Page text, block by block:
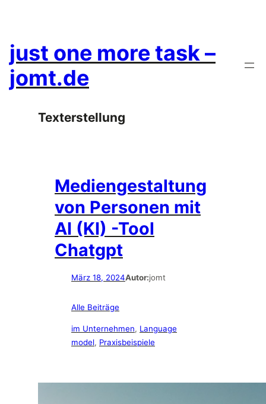
just one more task –
jomt.de
Texterstellung
Mediengestaltung
von Personen mit
AI (KI) -Tool
Chatgpt
März 18, 2024Autor:jomt
Alle Beiträge
im Unternehmen, Language
model, Praxisbeispiele